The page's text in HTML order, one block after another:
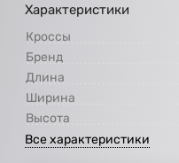
Характеристики
Кроссы
Бренд
Длина
Ширина
Высота
Все характеристики